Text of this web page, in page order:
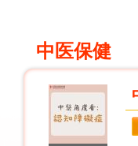
中医保健